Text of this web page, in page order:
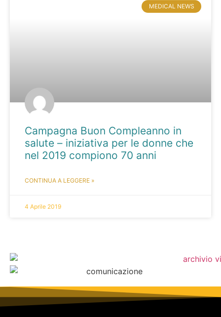
MEDICAL NEWS
Campagna Buon Compleanno in
salute – iniziativa per le donne che
nel 2019 compiono 70 anni
CONTINUA A LEGGERE »
4 Aprile 2019